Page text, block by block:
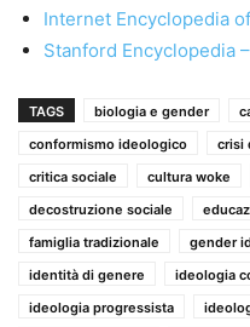
Internet Encyclopedia
Stanford Encyclopedia
TAGS biologia e gender
conformismo ideologico
crisi
critica sociale
cultura woke
decostruzione sociale
famiglia tradizionale
gender
identità di genere
ideologia
ideologia progressista